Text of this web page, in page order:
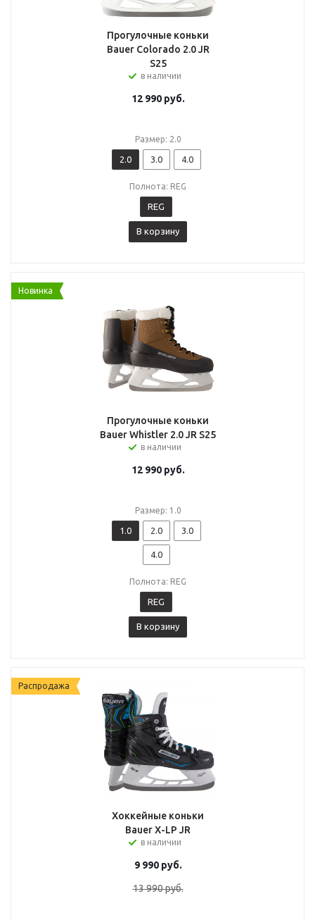
Прогулочные коньки
Bauer Colorado 2.0 JR
S25
в наличии
12 990руб.
Размер: 2.0
2.0 3.0 4.0
Полнота: REG
REG
В корзину
Новинка
Прогулочные коньки
Bauer Whistler 2.0 JR S25
в наличии
12 990руб.
Размер: 1.0
1.0 2.0 3.0
4.0
Полнота: REG
REG
В корзину
Распродажа
Хоккейные коньки
Bauer X-LP JR
в наличии
9 990руб.
13 990руб.